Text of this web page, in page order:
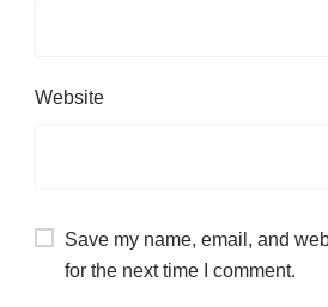
Website
Save my name, email, and
for the next time I comment.